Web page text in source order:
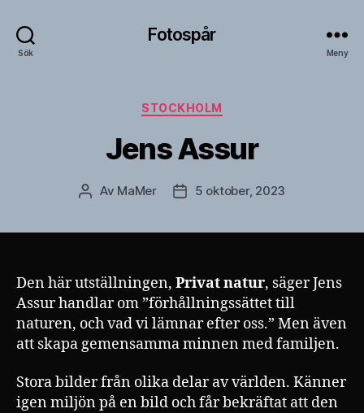
Sök
Fotospår
Meny
Kategorier
STOCKHOLM
Jens Assur
Inläggsförfattare
Av MaMer Inläggsdatum
5 oktober, 2023
Den här utställningen, Privat natur, säger Jens
Assur handlar om ”förhållningssättet till
naturen, och vad vi lämnar efter oss.” Men även
att skapa gemensamma minnen med familjen.
Stora bilder från olika delar av världen. Känner
igen miljön på en bild och får bekräftat att den